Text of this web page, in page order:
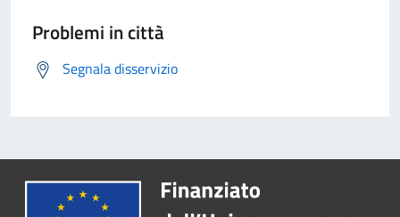
Problemi in città
Segnala disservizio